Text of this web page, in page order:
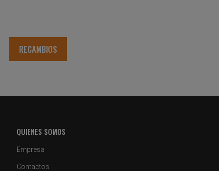
RECAMBIOS
QUIENES SOMOS
Empresa
Contactos